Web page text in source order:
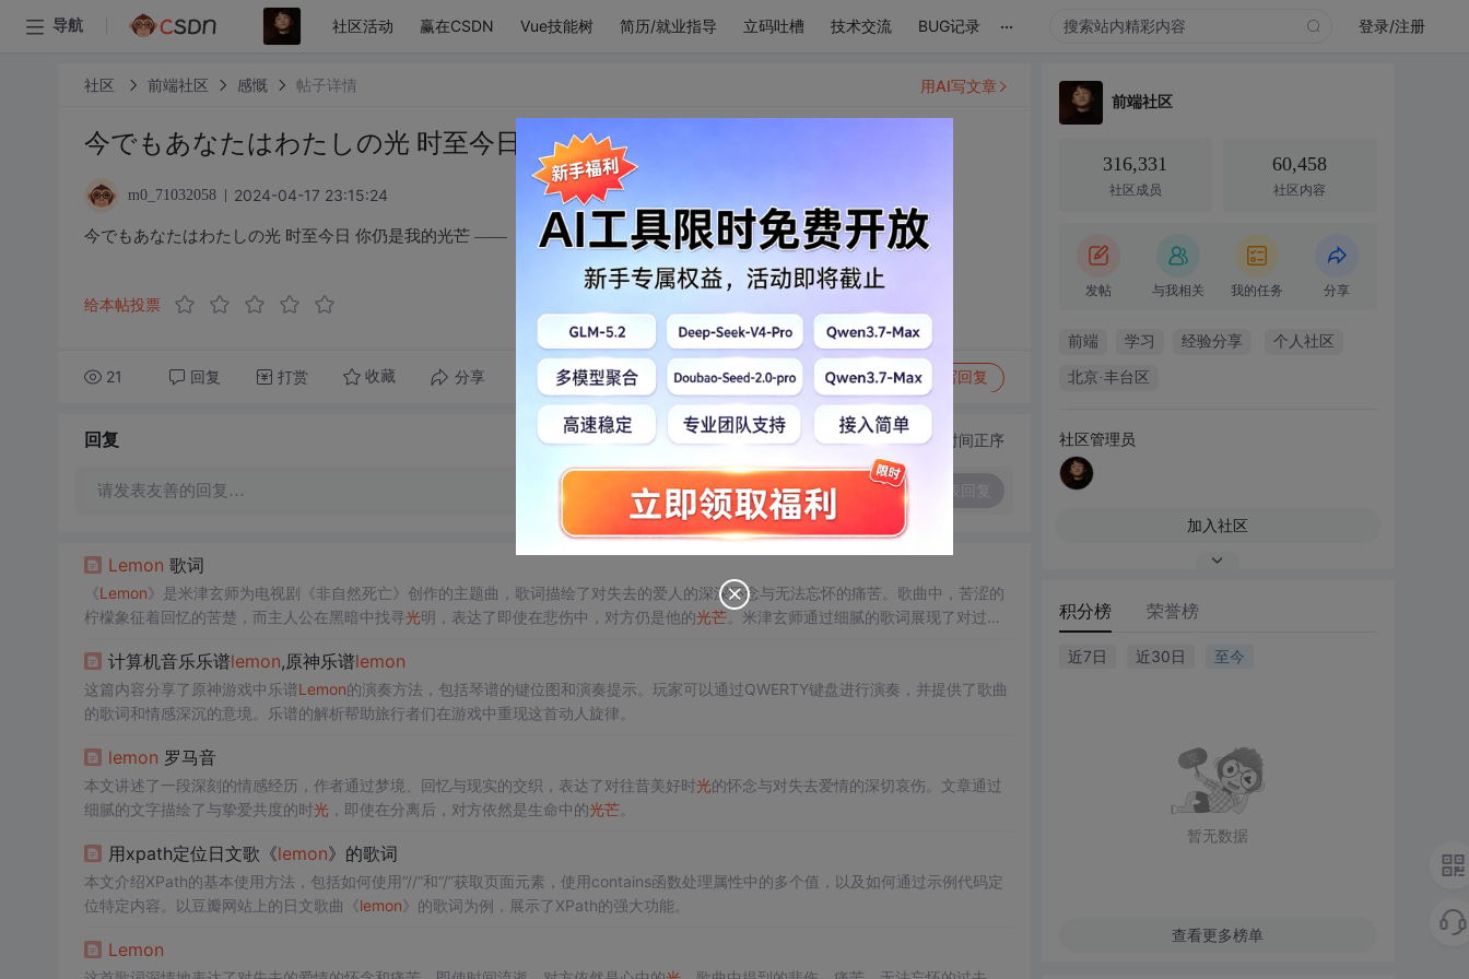
导航 社区活动 赢在CSDN Vue技能树 简历/就业指导 立码吐槽 技术交流 BUG记录 ... 登录/注册
社区 前端社区 感慨 帖子详情
今でもあなたはわたしの光 时至今日 你仍是我的光芒 ——《Lemon》
m0_71032058 2024-04-17 23:15:24
今でもあなたはわたしの光 时至今日 你仍是我的光芒 ——《Lemon》
给本帖投票
21 回复 打赏 收藏 分享 转发到动态 举报 写回复
用AI写文章
回复 切换为时间正序
请发表友善的回复…
Lemon 歌词
《Lemon》是米津玄师为电视剧《非自然死亡》创作的主题曲，歌词描绘了对失去的爱人的深深怀念与无法忘怀的痛苦。歌曲中，苦涩的
柠檬象征着回忆的苦楚，而主人公在黑暗中找寻光明，表达了即使在悲伤中，对方仍是他的光芒。米津玄师通过细腻的歌词展现了对过往
计算机音乐乐谱lemon,原神乐谱lemon
这篇内容分享了原神游戏中乐谱Lemon的演奏方法，包括琴谱的键位图和演奏提示。玩家可以通过QWERTY键盘进行演奏，并提供了歌曲
的歌词和情感深沉的意境。乐谱的解析帮助旅行者们在游戏中重现这首动人旋律。
lemon 罗马音
本文讲述了一段深刻的情感经历，作者通过梦境、回忆与现实的交织，表达了对往昔美好时光的怀念与对失去爱情的深切哀伤。文章通过
细腻的文字描绘了与挚爱共度的时光，即使在分离后，对方依然是生命中的光芒。
用xpath定位日文歌《lemon》的歌词
本文介绍XPath的基本使用方法，包括如何使用“//”和“/”获取页面元素，使用contains函数处理属性中的多个值，以及如何通过示例代码定
位特定内容。以豆瓣网站上的日文歌曲《lemon》的歌词为例，展示了XPath的强大功能。
Lemon
前端社区
316,331
社区成员
60,458
社区内容
发帖 与我相关 我的任务 分享
前端 学习 经验分享 个人社区
北京·丰台区
社区管理员
加入社区
积分榜 荣誉榜
近7日 近30日 至今
暂无数据
查看更多榜单